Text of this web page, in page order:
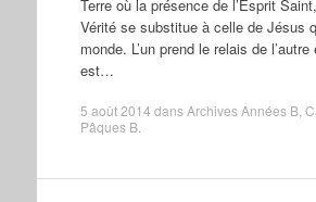
Terre où la présence de l’Esprit
Vérité se substitue à celle de Jésus
monde. L’un prend le relais de l’autre
est…
5 août 2014 dansArchives Années B,
Pâques B.